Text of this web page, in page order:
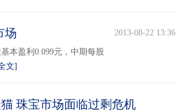
场 2013-08-22 13:36
本盈利0.099元，中期每股
文]
珠宝市场面临过剩危机